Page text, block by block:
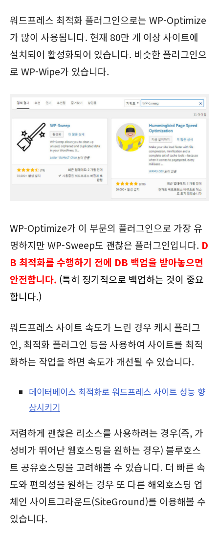
워드프레스 최적화 플러그인으로는 WP-Optimize
가 많이 사용됩니다. 현재 80만 개 이상 사이트에
설치되어 활성화되어 있습니다. 비슷한 플러그인으
로 WP-Wipe가 있습니다.
WP-Optimize가 이 부문의 플러그인으로 가장 유
명하지만 WP-Sweep도 괜찮은 플러그인입니다. D
B 최적화를 수행하기 전에 DB 백업을 받아놓으면
안전합니다. (특히 정기적으로 백업하는 것이 중요
합니다.)
워드프레스 사이트 속도가 느린 경우 캐시 플러그
인, 최적화 플러그인 등을 사용하여 사이트를 최적
화하는 작업을 하면 속도가 개선될 수 있습니다.
데이터베이스 최적화로 워드프레스 사이트 성능 향
상시키기
저렴하게 괜찮은 리소스를 사용하려는 경우(즉, 가
성비가 뛰어난 웹호스팅을 원하는 경우) 블루호스
트 공유호스팅을 고려해볼 수 있습니다. 더 빠른 속
도와 편의성을 원하는 경우 또 다른 해외호스팅 업
체인 사이트그라운드(SiteGround)를 이용해볼 수
있습니다.